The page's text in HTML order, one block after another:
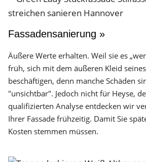
Fassadensanierung »
Äußere Werte erhalten. Weil sie es
früh, sich mit dem äußeren Kleid
beschäftigen, denn manche Schäden
"unsichtbar". Jedoch nicht für Heyse,
qualifizierten Analyse entdecken wir
Ihrer Fassade frühzeitig. Damit Sie
Kosten stemmen müssen.